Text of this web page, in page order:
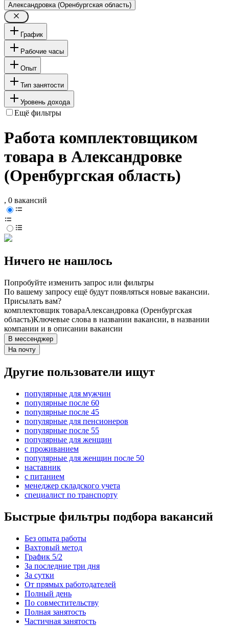
Александровка (Оренбургская область)
График
Рабочие часы
Опыт
Тип занятости
Уровень дохода
Ещё фильтры
Работа комплектовщиком
товара в Александровке
(Оренбургская область)
, 0 вакансий
Ничего не нашлось
Попробуйте изменить запрос или фильтры
По вашему запросу ещё будут появляться новые вакансии.
Присылать вам?
комплектовщик товараАлександровка (Оренбургская
область)Ключевые слова в названии вакансии, в названии
компании и в описании вакансии
В мессенджер
На почту
Другие пользователи ищут
популярные для мужчин
популярные после 60
популярные после 45
популярные для пенсионеров
популярные после 55
популярные для женщин
с проживанием
популярные для женщин после 50
наставник
с питанием
менеджер складского учета
специалист по транспорту
Быстрые фильтры подбора вакансий
Без опыта работы
Вахтовый метод
График 5/2
За последние три дня
За сутки
От прямых работодателей
Полный день
По совместительству
Полная занятость
Частичная занятость